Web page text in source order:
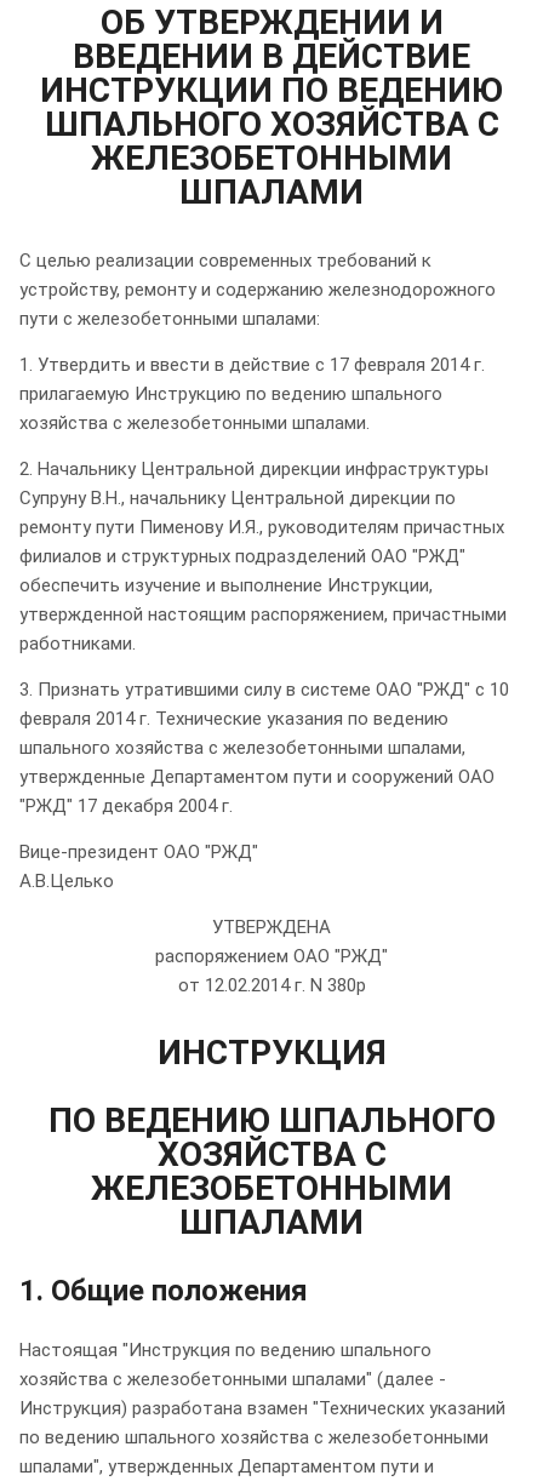
ОБ УТВЕРЖДЕНИИ И
ВВЕДЕНИИ В ДЕЙСТВИЕ
ИНСТРУКЦИИ ПО ВЕДЕНИЮ
ШПАЛЬНОГО ХОЗЯЙСТВА С
ЖЕЛЕЗОБЕТОННЫМИ
ШПАЛАМИ
С целью реализации современных требований к
устройству, ремонту и содержанию железнодорожного
пути с железобетонными шпалами:
1. Утвердить и ввести в действие с 17 февраля 2014 г.
прилагаемую Инструкцию по ведению шпального
хозяйства с железобетонными шпалами.
2. Начальнику Центральной дирекции инфраструктуры
Супруну В.Н., начальнику Центральной дирекции по
ремонту пути Пименову И.Я., руководителям причастных
филиалов и структурных подразделений ОАО "РЖД"
обеспечить изучение и выполнение Инструкции,
утвержденной настоящим распоряжением, причастными
работниками.
3. Признать утратившими силу в системе ОАО "РЖД" с 10
февраля 2014 г. Технические указания по ведению
шпального хозяйства с железобетонными шпалами,
утвержденные Департаментом пути и сооружений ОАО
"РЖД" 17 декабря 2004 г.
Вице-президент ОАО "РЖД"
А.В.Целько
УТВЕРЖДЕНА
распоряжением ОАО "РЖД"
от 12.02.2014 г. N 380р
ИНСТРУКЦИЯ
ПО ВЕДЕНИЮ ШПАЛЬНОГО
ХОЗЯЙСТВА С
ЖЕЛЕЗОБЕТОННЫМИ
ШПАЛАМИ
1. Общие положения
Настоящая "Инструкция по ведению шпального
хозяйства с железобетонными шпалами" (далее -
Инструкция) разработана взамен "Технических указаний
по ведению шпального хозяйства с железобетонными
шпалами", утвержденных Департаментом пути и